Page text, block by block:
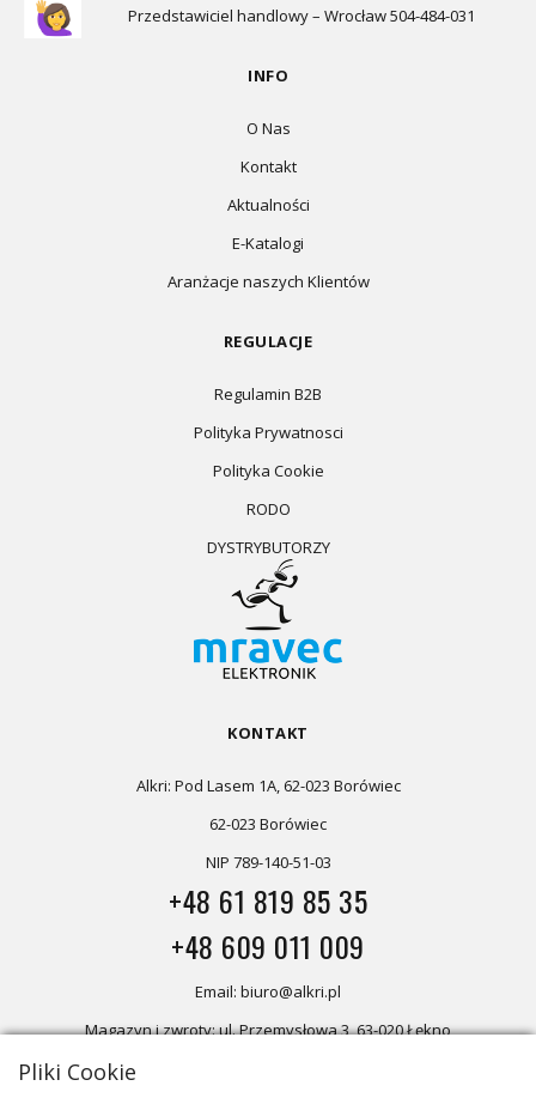
Przedstawiciel handlowy – Wrocław 504-484-031
INFO
O Nas
Kontakt
Aktualności
E-Katalogi
Aranżacje naszych Klientów
REGULACJE
Regulamin B2B
Polityka Prywatnosci
Polityka Cookie
RODO
DYSTRYBUTORZY
KONTAKT
Alkri: Pod Lasem 1A, 62-023 Borówiec
62-023 Borówiec
NIP 789-140-51-03
+48 61 819 85 35
+48 609 011 009
Email: biuro@alkri.pl
Magazyn i zwroty: ul. Przemysłowa 3, 63-020 Łękno
Biuro: Pod Lasem 1A, 62-023 Borówiec
Pliki Cookie